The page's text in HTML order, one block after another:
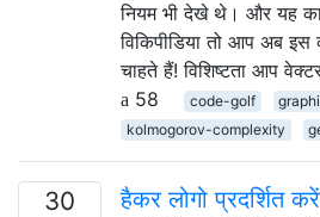
नियम भी देखे थे। और यह
विकिपीडिया तो आप अब इस
चाहते हैं! विशिष्टता आप
58
code-golf
kolmogorov-complexity
30 हैकर लोगो प्रदर्शित करें